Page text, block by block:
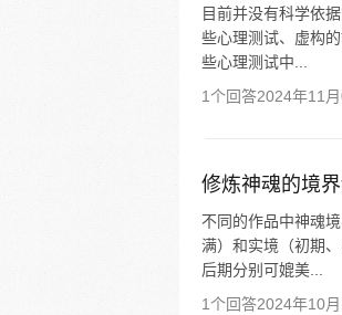
目前并没有科学依
些心理测试、虚构
些心理测试中...
1个回答2024年11
修炼神魂的境
不同的作品中神魂
满）和实境（初期
后期分别可媲美...
1个回答2024年10